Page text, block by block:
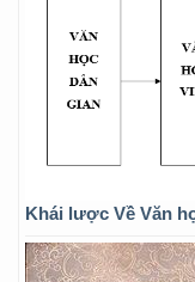
Khái lược Về Văn